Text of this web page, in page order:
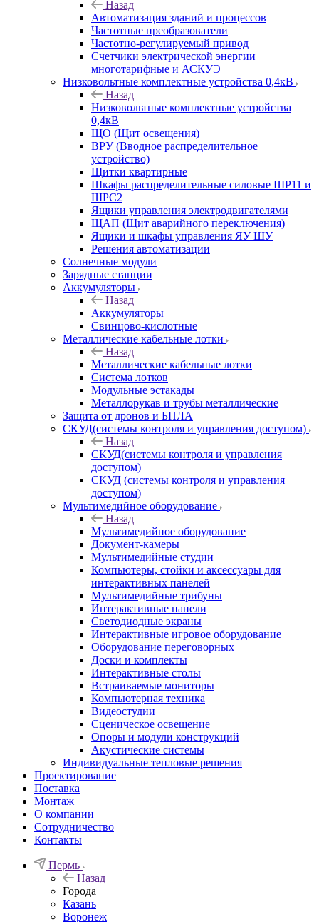
Назад
Автоматизация зданий и процессов
Частотные преобразователи
Частотно-регулируемый привод
Счетчики электрической энергии
многотарифные и АСКУЭ
Низковольтные комплектные устройства 0,4кВ
Назад
Низковольтные комплектные устройства
0,4кВ
ЩО (Щит освещения)
ВРУ (Вводное распределительное
устройство)
Щитки квартирные
Шкафы распределительные силовые ШР11 и
ШРС2
Ящики управления электродвигателями
ЩАП (Щит аварийного переключения)
Ящики и шкафы управления ЯУ ШУ
Решения автоматизации
Солнечные модули
Зарядные станции
Аккумуляторы
Назад
Аккумуляторы
Свинцово-кислотные
Металлические кабельные лотки
Назад
Металлические кабельные лотки
Система лотков
Модульные эстакады
Металлорукав и трубы металлические
Защита от дронов и БПЛА
СКУД(системы контроля и управления доступом)
Назад
СКУД(системы контроля и управления
доступом)
СКУД (системы контроля и управления
доступом)
Мультимедийное оборудование
Назад
Мультимедийное оборудование
Документ-камеры
Мультимедийные студии
Компьютеры, стойки и аксессуары для
интерактивных панелей
Мультимедийные трибуны
Интерактивные панели
Светодиодные экраны
Интерактивные игровое оборудование
Оборудование переговорных
Доски и комплекты
Интерактивные столы
Встраиваемые мониторы
Компьютерная техника
Видеостудии
Cценическое освещение
Опоры и модули конструкций
Акустические системы
Индивидуальные тепловые решения
Проектирование
Поставка
Монтаж
О компании
Сотрудничество
Контакты
Пермь
Назад
Города
Казань
Воронеж